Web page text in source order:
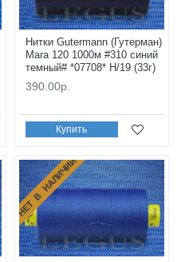
Нитки Gutermann (Гутерман)
Mara 120 1000м #310 синий
темный# *07708* H/19 (33г)
390.00р.
Купить
НЕТ В НАЛИЧИИ